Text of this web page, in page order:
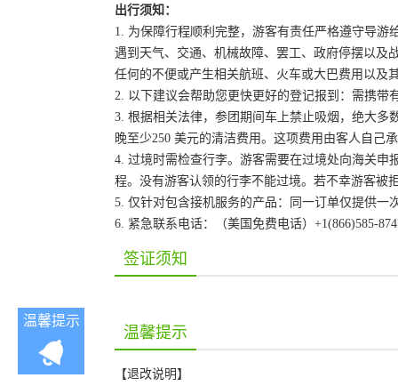
出行须知：
1. 为保障行程顺利完整，游客有责任严格遵守导
遇到天气、交通、机械故障、罢工、政府停摆以及
任何的不便或产生相关航班、火车或大巴费用以及
2. 以下建议会帮助您更快更好的登记报到：需携
3. 根据相关法律，参团期间车上禁止吸烟，绝大
晚至少250 美元的清洁费用。这项费用由客人自己
4. 过境时需检查行李。游客需要在过境处向海关
程。没有游客认领的行李不能过境。若不幸游客被
5. 仅针对包含接机服务的产品：同一订单仅提供
6. 紧急联系电话：（美国免费电话）+1(866)585-
签证须知
温馨提示
温馨提示
【退改说明】